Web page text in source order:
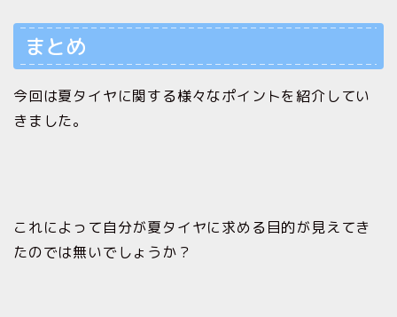
まとめ
今回は夏タイヤに関する様々なポイントを紹介してい
きました。
これによって自分が夏タイヤに求める目的が見えてき
たのでは無いでしょうか？